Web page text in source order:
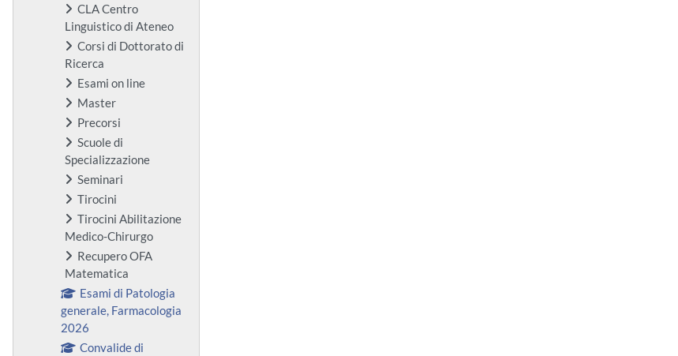
CLA Centro
Linguistico di Ateneo
Corsi di Dottorato di
Ricerca
Esami on line
Master
Precorsi
Scuole di
Specializzazione
Seminari
Tirocini
Tirocini Abilitazione
Medico-Chirurgo
Recupero OFA
Matematica
Esami di Patologia
generale, Farmacologia
2026
Convalide di